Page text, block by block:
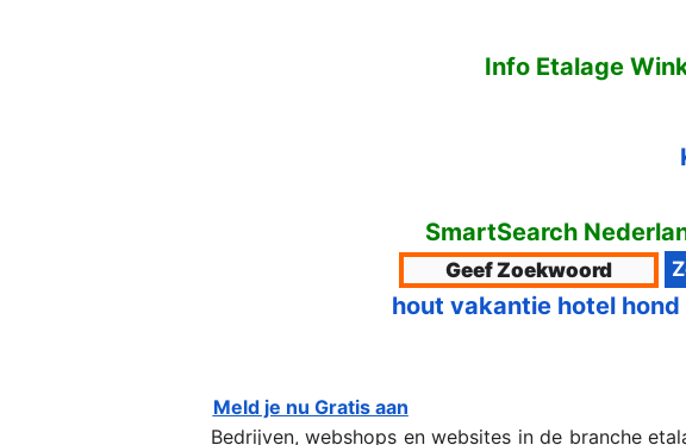
Info Etalage
SmartSearch
hout vakantie hotel hond
Meld je nu Gratis aan
Bedrijven, webshops en websites in de branche